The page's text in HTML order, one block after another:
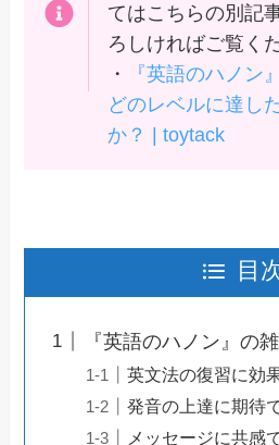
てはこちらの別記
ろしければご覧く
・
『英語のハノン
どのレベルに達し
か？ | toytack
目
『英語のハノン』の
英文法の復習に効
発音の上達に期待
メッセージに共感